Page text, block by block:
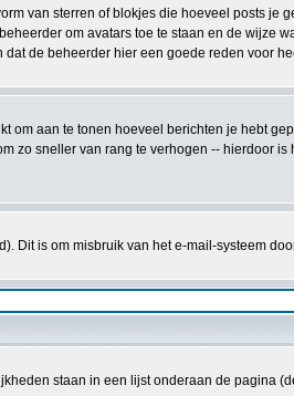
van sterren of blokjes die hoeveel posts je
om avatars toe te staan en de wijze
de beheerder hier een goede reden voor
aan te tonen hoeveel berichten je hebt
zo sneller van rang te verhogen -- hierdoor is
Dit is om misbruik van het e-mail-systeem
staan in een lijst onderaan de pagina